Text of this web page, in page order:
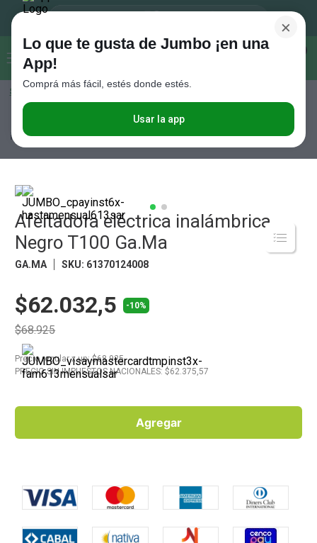
Buscar...
Seleccioná el método de entrega
×
Lo que te gusta de Jumbo ¡en una
App!
Comprá más fácil, estés donde estés.
Usar la app
Pequeños Electros Cuidado Personal
inalámbrica Negro T100 Ga.Ma
Afeitadora eléctrica inalámbrica
Negro T100 Ga.Ma
GA.MA SKU: 61370124008
$62.032,5 -10%
$68.925
Precio regularxun: $68.925
PRECIO SIN IMPUESTOS NACIONALES: $62.375,57
Agregar
Términos más buscados
.
Cerveza
Galletitas
Juguetes
Yerba
Carne
Aceite